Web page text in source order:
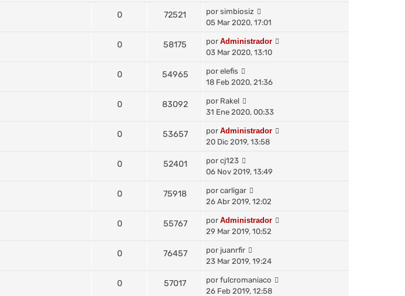
0 72521 por simbiosiz
05 Mar 2020, 17:01
0 58175 por Administrador
03 Mar 2020, 13:10
0 54965 por elefis
18 Feb 2020, 21:36
0 83092 por Rakel
31 Ene 2020, 00:33
0 53657 por Administrador
20 Dic 2019, 13:58
0 52401 por cj123
06 Nov 2019, 13:49
0 75918 por carligar
26 Abr 2019, 12:02
0 55767 por Administrador
29 Mar 2019, 10:52
0 76457 por juanrfir
23 Mar 2019, 19:24
0 57017 por fulcromaniaco
26 Feb 2019, 12:58